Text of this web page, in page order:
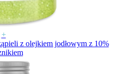
+
z olejkiem jodłowym z 10%